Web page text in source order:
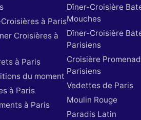
à Paris
Croisières à
à Paris
du moment
à Paris
à Paris
Dîner-Croisière
Mouches
Dîner-Croisière
Parisiens
Croisière
Parisiens
Vedettes de Paris
Moulin Rouge
Paradis Latin